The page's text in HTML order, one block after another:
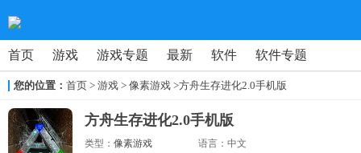
首页 游戏 游戏专题 最新 软件 软件专题
您的位置： 首页 > 游戏 > 像素游戏 >方舟生存进化2.0手机版
方舟生存进化2.0手机版
类型： 像素游戏 语言：中文